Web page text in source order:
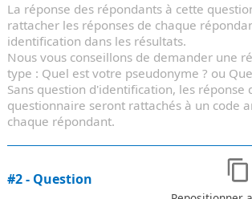
La réponse des répondants à cette
rattacher les réponses de chaque
identification dans les résultats.
Nous vous conseillons de demander une
type : Quel est votre pseudonyme ? ou
Sans question d'identification, les réponse
questionnaire seront rattachés à un code
chaque répondant.
#2- Question